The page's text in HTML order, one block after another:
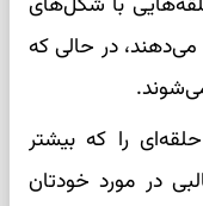
در حالی که
را که بیشتر
در مورد خودتان